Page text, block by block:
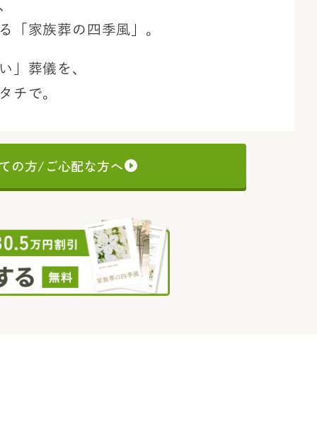
「家族葬の四季風」。
」葬儀を、
チで。
の方/ご心配な方へ